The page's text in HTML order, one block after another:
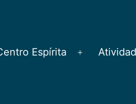
Espírita
Abrir